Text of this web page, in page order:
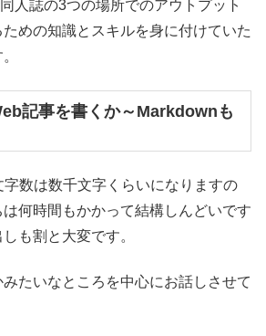
人誌の3つの場所でのアウトプット
めの知識とスキルを身に付けていた
記事を書くか～Markdownも
数は数千文字くらいになりますの
何時間もかかって結構しんどいです
も割と大変です。
たいなところを中心にお話しさせて